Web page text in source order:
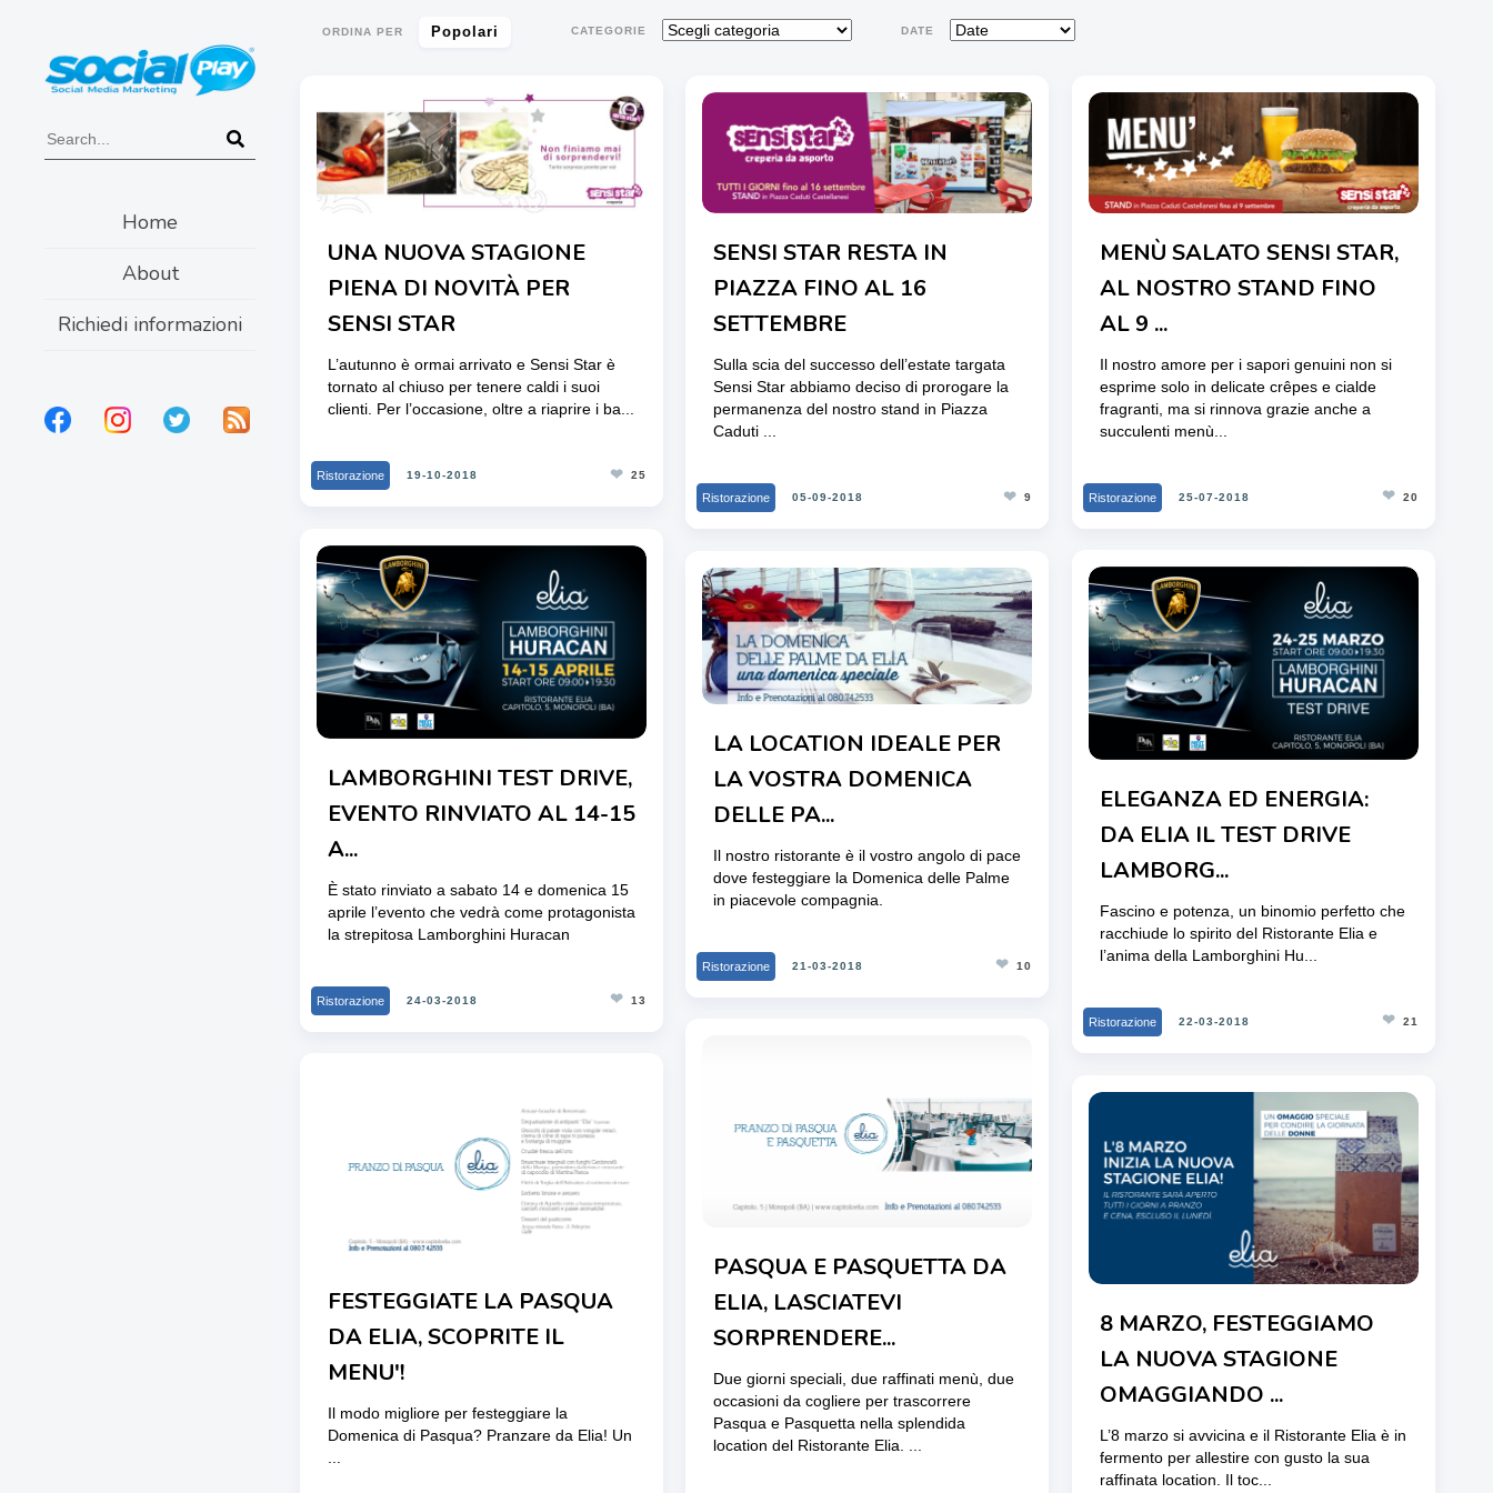
Home
About
Richiedi informazioni
ORDINA PER Popolari CATEGORIE DATE
UNA NUOVA STAGIONE
PIENA DI NOVITÀ PER
SENSI STAR
L’autunno è ormai arrivato e Sensi Star è
tornato al chiuso per tenere caldi i suoi
clienti. Per l’occasione, oltre a riaprire i ba...
Ristorazione 19-10-2018 ❤ 25
SENSI STAR RESTA IN
PIAZZA FINO AL 16
SETTEMBRE
Sulla scia del successo dell’estate targata
Sensi Star abbiamo deciso di prorogare la
permanenza del nostro stand in Piazza
Caduti ...
Ristorazione 05-09-2018 ❤ 9
MENÙ SALATO SENSI STAR,
AL NOSTRO STAND FINO
AL 9 ...
Il nostro amore per i sapori genuini non si
esprime solo in delicate crêpes e cialde
fragranti, ma si rinnova grazie anche a
succulenti menù...
Ristorazione 25-07-2018 ❤ 20
LAMBORGHINI TEST DRIVE,
EVENTO RINVIATO AL 14-15
A...
È stato rinviato a sabato 14 e domenica 15
aprile l’evento che vedrà come protagonista
la strepitosa Lamborghini Huracan
Ristorazione 24-03-2018 ❤ 13
ELEGANZA ED ENERGIA:
DA ELIA IL TEST DRIVE
LAMBORG...
Fascino e potenza, un binomio perfetto che
racchiude lo spirito del Ristorante Elia e
l’anima della Lamborghini Hu...
Ristorazione 22-03-2018 ❤ 21
LA LOCATION IDEALE PER
LA VOSTRA DOMENICA
DELLE PA...
Il nostro ristorante è il vostro angolo di pace
dove festeggiare la Domenica delle Palme
in piacevole compagnia.
Ristorazione 21-03-2018 ❤ 10
PASQUA E PASQUETTA DA
ELIA, LASCIATEVI
SORPRENDERE...
Due giorni speciali, due raffinati menù, due
occasioni da cogliere per trascorrere
Pasqua e Pasquetta nella splendida
location del Ristorante Elia. ...
FESTEGGIATE LA PASQUA
DA ELIA, SCOPRITE IL
MENU'!
Il modo migliore per festeggiare la
Domenica di Pasqua? Pranzare da Elia! Un
...
8 MARZO, FESTEGGIAMO
LA NUOVA STAGIONE
OMAGGIANDO ...
L’8 marzo si avvicina e il Ristorante Elia è in
fermento per allestire con gusto la sua
raffinata location. Il toc...